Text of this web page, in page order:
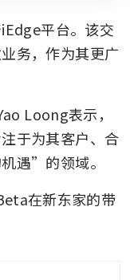
平台。该交
务，作为其更广
Loong表示，
于为其客户、合
遇”的领域。
在新东家的带